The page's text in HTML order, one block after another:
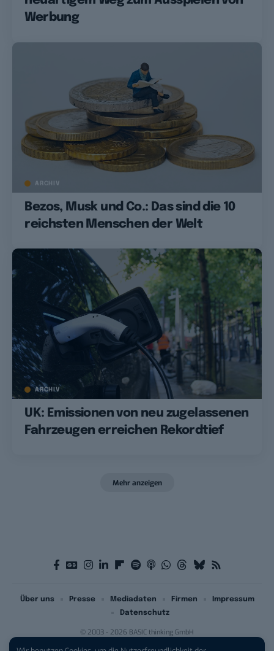
Werbung
ARCHIV
Bezos, Musk und Co.: Das sind die 10
reichsten Menschen der Welt
ARCHIV
UK: Emissionen von neu zugelassenen
Fahrzeugen erreichen Rekordtief
Mehr anzeigen
© 2003 - 2026 BASIC thinking GmbH
Über uns Presse Mediadaten Firmen
Impressum
Datenschutz